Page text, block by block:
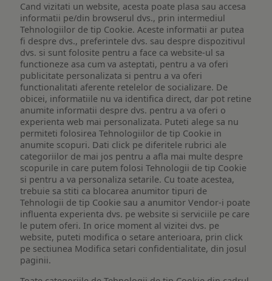
Cand vizitati un website, acesta poate plasa sau accesa
informatii pe/din browserul dvs., prin intermediul
Tehnologiilor de tip Cookie. Aceste informatii ar putea
fi despre dvs., preferintele dvs. sau despre dispozitivul
dvs. si sunt folosite pentru a face ca website-ul sa
functioneze asa cum va asteptati, pentru a va oferi
publicitate personalizata si pentru a va oferi
functionalitati aferente retelelor de socializare. De
obicei, informatiile nu va identifica direct, dar pot retine
anumite informatii despre dvs. pentru a va oferi o
experienta web mai personalizata. Puteti alege sa nu
permiteti folosirea Tehnologiilor de tip Cookie in
anumite scopuri. Dati click pe diferitele rubrici ale
categoriilor de mai jos pentru a afla mai multe despre
scopurile in care putem folosi Tehnologii de tip Cookie
si pentru a va personaliza setarile. Cu toate acestea,
trebuie sa stiti ca blocarea anumitor tipuri de
Tehnologii de tip Cookie sau a anumitor Vendor-i poate
influenta experienta dvs. pe website si serviciile pe care
le putem oferi. In orice moment al vizitei dvs. pe
website, puteti modifica o setare anterioara, prin click
pe sectiunea Modifica setari confidentialitate, din josul
paginii.